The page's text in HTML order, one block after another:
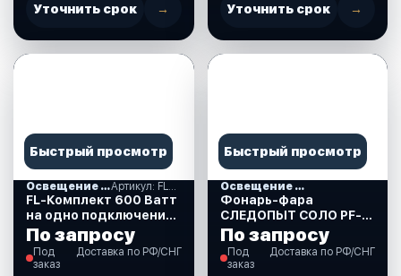
Уточнить срок → Уточнить срок →
Быстрый просмотр
Освещение и свет
FL-Комплект 600 Ватт
на одно подключение.
(FL-Комплект 600W-
1con)
По запросу
Под
заказ
Доставка по РФ/СНГ
Быстрый просмотр
Освещение и свет
Фонарь-фара
СЛЕДОПЫТ СОЛО PF-
PFL-L69
По запросу
Под
заказ
Доставка по РФ/СНГ